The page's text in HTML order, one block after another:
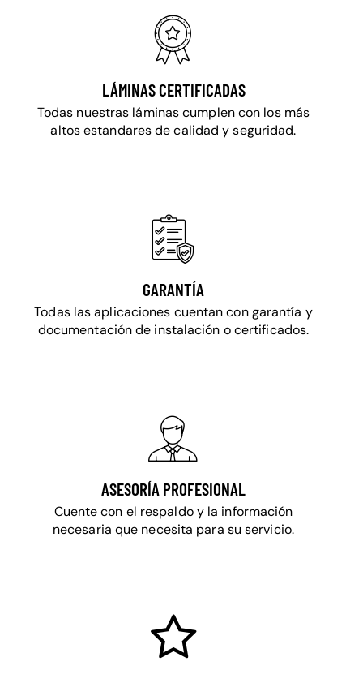
LÁMINAS CERTIFICADAS
Todas nuestras láminas cumplen con los más
altos estandares de calidad y seguridad.
GARANTÍA
Todas las aplicaciones cuentan con garantía y
documentación de instalación o certificados.
ASESORÍA PROFESIONAL
Cuente con el respaldo y la información
necesaria que necesita para su servicio.